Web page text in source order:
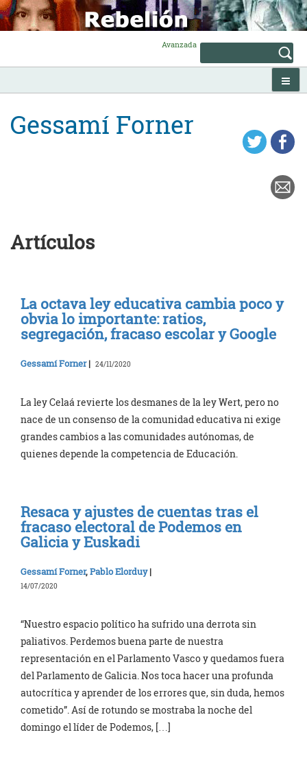
Skip
to
content
Avanzada
Gessamí Forner
Artículos
La octava ley educativa cambia poco y
obvia lo importante: ratios,
segregación, fracaso escolar y Google
Gessamí Forner| 24/11/2020
La ley Celaá revierte los desmanes de la ley Wert, pero no
nace de un consenso de la comunidad educativa ni exige
grandes cambios a las comunidades autónomas, de
quienes depende la competencia de Educación.
Resaca y ajustes de cuentas tras el
fracaso electoral de Podemos en
Galicia y Euskadi
Gessamí Forner,Pablo Elorduy|
14/07/2020
“Nuestro espacio político ha sufrido una derrota sin
paliativos. Perdemos buena parte de nuestra
representación en el Parlamento Vasco y quedamos fuera
del Parlamento de Galicia. Nos toca hacer una profunda
autocrítica y aprender de los errores que, sin duda, hemos
cometido”. Así de rotundo se mostraba la noche del
domingo el líder de Podemos, […]